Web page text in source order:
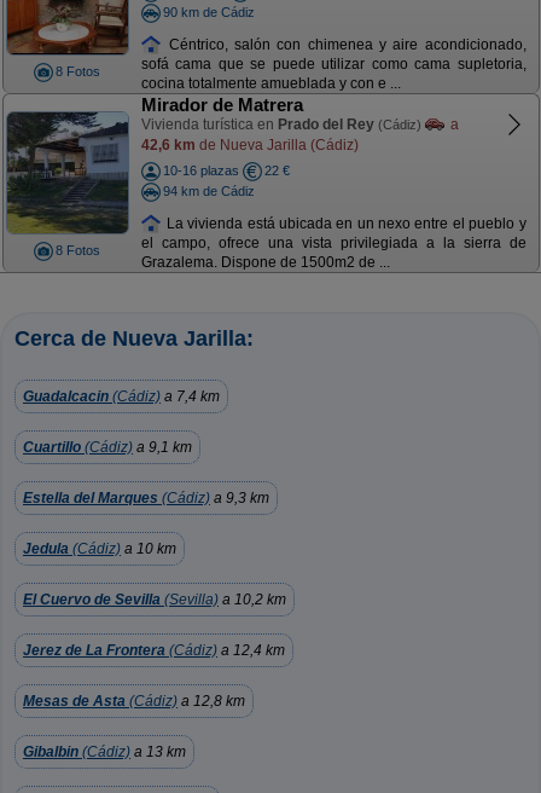
8 Fotos
90 km de Cádiz
Céntrico, salón con chimenea y aire acondicionado,
sofá cama que se puede utilizar como cama supletoria,
cocina totalmente amueblada y con e ...
8 Fotos
Mirador de Matrera
Vivienda turística en Prado del Rey (Cádiz)
a
42,6 km de Nueva Jarilla (Cádiz)
10-16 plazas
22 €
94 km de Cádiz
La vivienda está ubicada en un nexo entre el pueblo y
el campo, ofrece una vista privilegiada a la sierra de
Grazalema. Dispone de 1500m2 de ...
Cerca de Nueva Jarilla:
Guadalcacin (Cádiz) a 7,4 km
Cuartillo (Cádiz) a 9,1 km
Estella del Marques (Cádiz) a 9,3 km
Jedula (Cádiz) a 10 km
El Cuervo de Sevilla (Sevilla) a 10,2 km
Jerez de La Frontera (Cádiz) a 12,4 km
Mesas de Asta (Cádiz) a 12,8 km
Gibalbin (Cádiz) a 13 km